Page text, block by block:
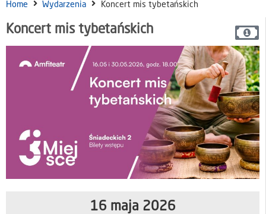
Home Wydarzenia Koncert mis tybetańskich
Koncert mis tybetańskich
16 maja 2026